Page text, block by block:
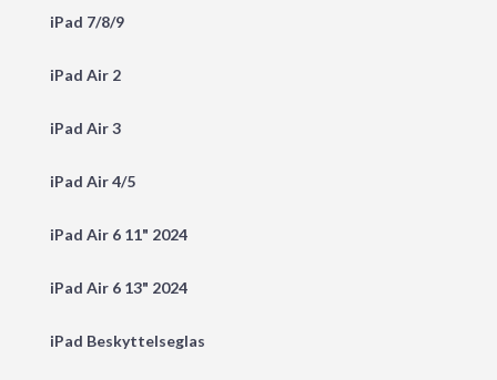
iPad 7/8/9
iPad Air 2
iPad Air 3
iPad Air 4/5
iPad Air 6 11" 2024
iPad Air 6 13" 2024
iPad Beskyttelseglas